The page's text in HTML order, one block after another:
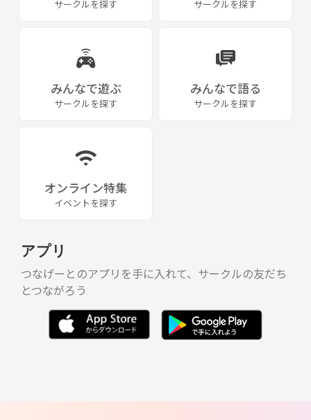
サークルを探す サークルを探す
みんなで遊ぶ
サークルを探す
みんなで語る
サークルを探す
オンライン特集
イベントを探す
アプリ
つなげーとのアプリを手に入れて、サークルの友だち
とつながろう